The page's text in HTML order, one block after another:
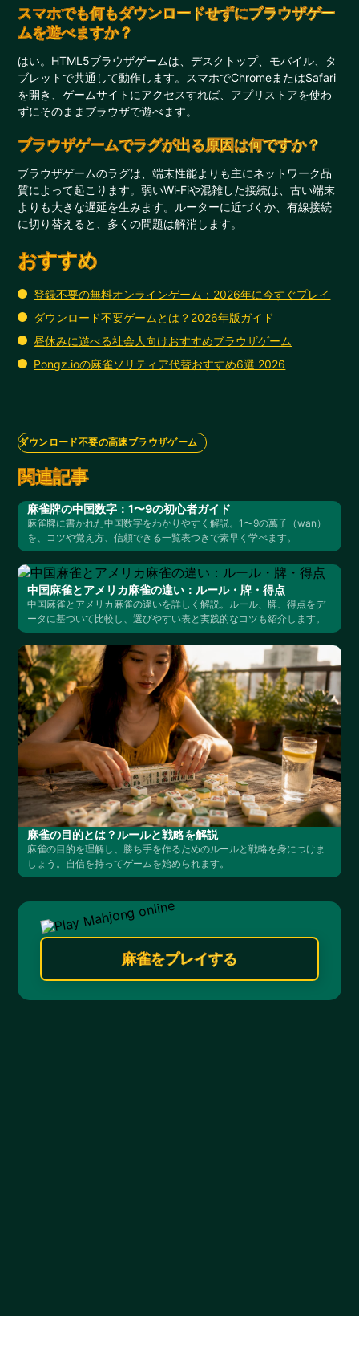
スマホでも何もダウンロードせずにブラウザゲー
ムを遊べますか？
はい。HTML5ブラウザゲームは、デスクトップ、モバイル、タ
ブレットで共通して動作します。スマホでChromeまたはSafari
を開き、ゲームサイトにアクセスすれば、アプリストアを使わ
ずにそのままブラウザで遊べます。
ブラウザゲームでラグが出る原因は何ですか？
ブラウザゲームのラグは、端末性能よりも主にネットワーク品
質によって起こります。弱いWi‑Fiや混雑した接続は、古い端末
よりも大きな遅延を生みます。ルーターに近づくか、有線接続
に切り替えると、多くの問題は解消します。
おすすめ
登録不要の無料オンラインゲーム：2026年に今すぐプレイ
ダウンロード不要ゲームとは？2026年版ガイド
昼休みに遊べる社会人向けおすすめブラウザゲーム
Pongz.ioの麻雀ソリティア代替おすすめ6選 2026
ダウンロード不要の高速ブラウザゲーム
関連記事
麻雀牌の中国数字：1〜9の初心者ガイド
麻雀牌に書かれた中国数字をわかりやすく解説。1〜9の萬子（wan）
を、コツや覚え方、信頼できる一覧表つきで素早く学べます。
中国麻雀とアメリカ麻雀の違い：ルール・牌・得点
中国麻雀とアメリカ麻雀の違いを詳しく解説。ルール、牌、得点をデ
ータに基づいて比較し、選びやすい表と実践的なコツも紹介します。
麻雀の目的とは？ルールと戦略を解説
麻雀の目的を理解し、勝ち手を作るためのルールと戦略を身につけま
しょう。自信を持ってゲームを始められます。
麻雀をプレイする